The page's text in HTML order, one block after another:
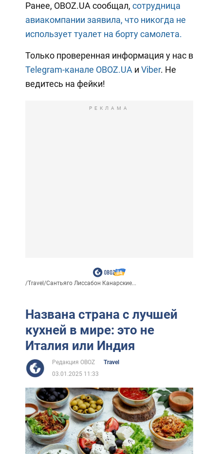
Ранее, OBOZ.UA сообщал, сотрудница
авиакомпании заявила, что никогда не
использует туалет на борту самолета.
Только проверенная информация у нас в
Telegram-канале OBOZ.UA и Viber. Не
ведитесь на фейки!
РЕКЛАМА
/Travel /Сантьяго Лиссабон Канарские...
Названа страна с лучшей
кухней в мире: это не
Италия или Индия
Редакция OBOZ
Travel
03.01.2025 11:33